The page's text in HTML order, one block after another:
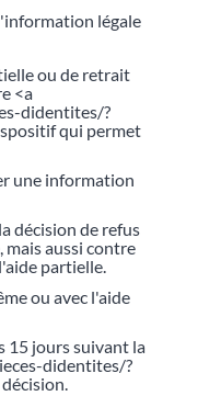
légale
ou de retrait
<a
didentites/?
qui permet
une information
décision de refus
aussi contre
partielle.
ou avec l'aide
15 jours suivant la
didentites/?